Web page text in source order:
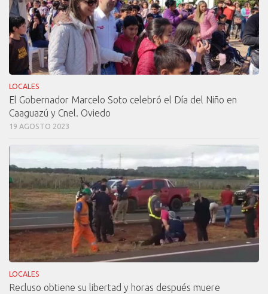
LOCALES
El Gobernador Marcelo Soto celebró el Día del Niño en
Caaguazú y Cnel. Oviedo
19 AGOSTO 2023
LOCALES
Recluso obtiene su libertad y horas después muere